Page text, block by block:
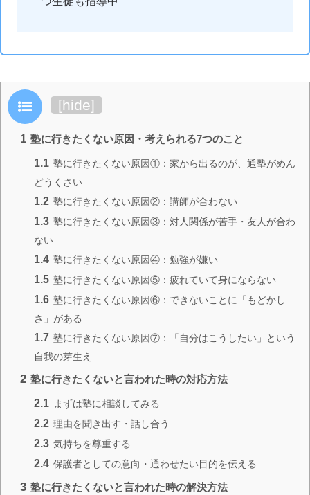
目次 [hide]
1 塾に行きたくない原因・考えられる7つのこと
1.1 塾に行きたくない原因①：家から出るのが、通塾がめん
どうくさい
1.2 塾に行きたくない原因②：講師が合わない
1.3 塾に行きたくない原因③：対人関係が苦手・友人が合わ
ない
1.4 塾に行きたくない原因④：勉強が嫌い
1.5 塾に行きたくない原因⑤：疲れていて身にならない
1.6 塾に行きたくない原因⑥：できないことに「もどかし
さ」がある
1.7 塾に行きたくない原因⑦：「自分はこうしたい」という
自我の芽生え
2 塾に行きたくないと言われた時の対応方法
2.1 まずは塾に相談してみる
2.2 理由を聞き出す・話し合う
2.3 気持ちを尊重する
2.4 保護者としての意向・通わせたい目的を伝える
3 塾に行きたくないと言われた時の解決方法